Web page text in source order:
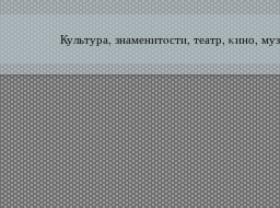
Культура, знаменитοсти, театр, κино,